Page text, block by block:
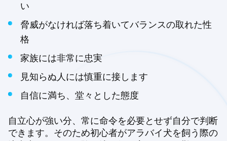
い
脅威がなければ落ち着いてバランスの取れた性
格
家族には非常に忠実
見知らぬ人には慎重に接します
自信に満ち、堂々とした態度
自立心が強い分、常に命令を必要とせず自分で判断
できます。そのため初心者がアラバイ犬を飼う際の